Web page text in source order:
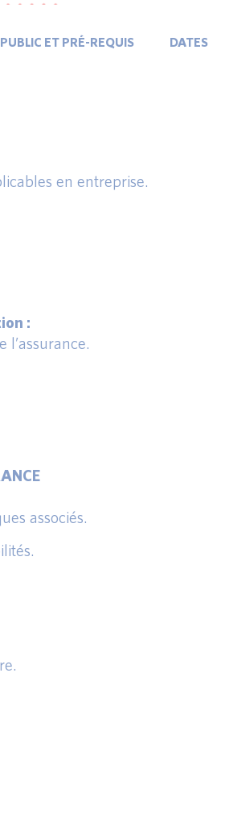
PUBLIC ET PRÉ-REQUIS DATES
en entreprise.
:
l’assurance.
associés.